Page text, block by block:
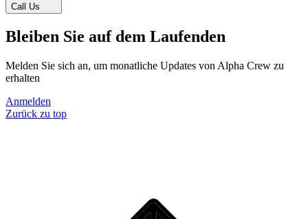
Call Us
Bleiben Sie auf dem Laufenden
Melden Sie sich an, um monatliche Updates von Alpha Crew zu
erhalten
Anmelden
Zurück zu top